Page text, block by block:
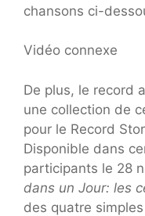
chansons ci-
Vidéo connexe
De plus, le record
une collection de
pour le Record
Disponible dans
participants le 28
dans un Jour: les
des quatre